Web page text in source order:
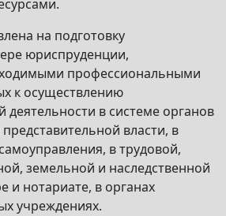
на подготовку
юриспруденции,
профессиональными
к осуществлению
в системе органов
власти, в
в трудовой,
земельной и наследственной
и нотариате, в органах
учреждениях.